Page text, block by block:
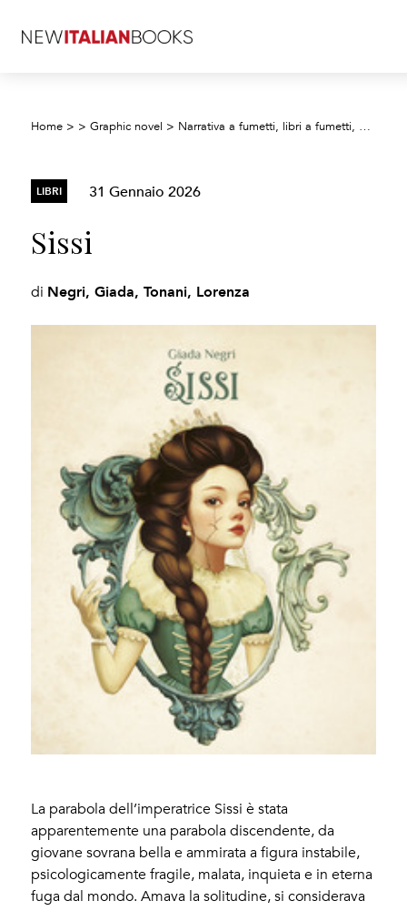
Home > >Graphic novel > Narrativa a fumetti, libri a fumetti, strisce a fumetti e cartoni animati
LIBRI 31 Gennaio 2026
Sissi
di Negri, Giada, Tonani, Lorenza
La parabola dell’imperatrice Sissi è stata
apparentemente una parabola discendente, da
giovane sovrana bella e ammirata a figura instabile,
psicologicamente fragile, malata, inquieta e in eterna
fuga dal mondo. Amava la solitudine, si considerava